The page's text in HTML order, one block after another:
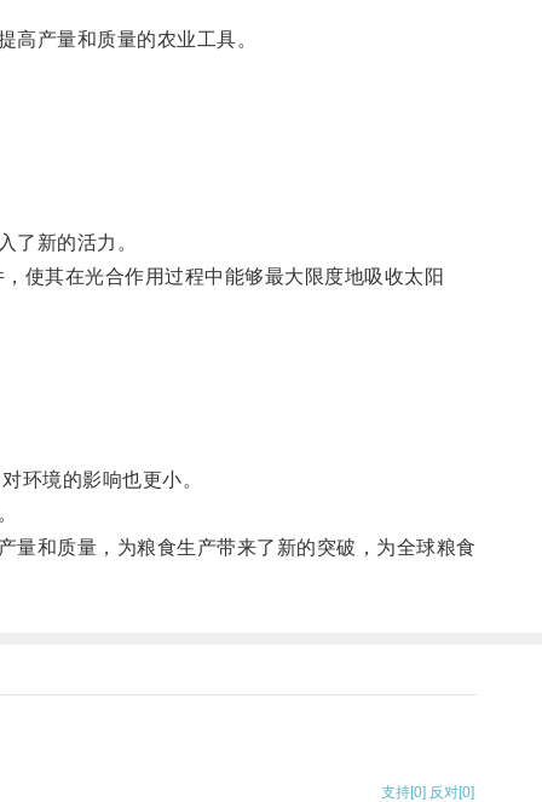
产量和质量的农业工具。
新的活力。
使其在光合作用过程中能够最大限度地吸收太阳
环境的影响也更小。
和质量，为粮食生产带来了新的突破，为全球粮食
支持[0] 反对[0]